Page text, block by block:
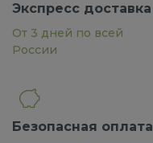
Экспресс доставка
От 3 дней по всей
России
Безопасная оплата